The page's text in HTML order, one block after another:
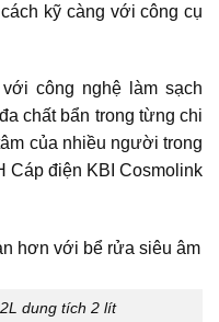
kỹ càng với công cụ
công nghệ làm sạch
chất bẩn trong từng chi
của nhiều người trong
Cáp điện KBI Cosmolink
dung tích 2 lít